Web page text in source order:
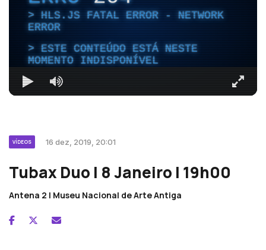
HLS.JS FATAL ERROR - NETWORK
ERROR
ESTE CONTEÚDO ESTÁ NESTE
MOMENTO INDISPONÍVEL
VÍDEOS 16 dez, 2019, 20:01
Tubax Duo | 8 Janeiro | 19h00
Antena 2 | Museu Nacional de Arte Antiga